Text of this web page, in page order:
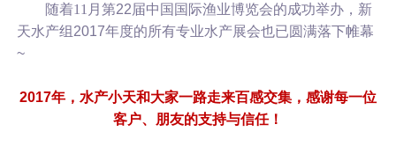
随着11月第22届中国国际渔业博览会的成功举办，新
天水产组 2017年度的所有专业水产展会也已圆满落下帷幕
~
2017年，水产小天和大家一路走来百感交集，感谢每一位
客户、朋友的支持与信任！